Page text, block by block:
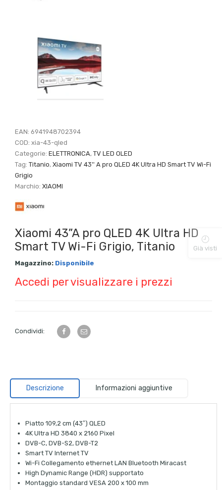
EAN: 6941948702394
COD:xia-43-qled
Categorie:ELETTRONICA,TV LED OLED
Tag:Titanio,Xiaomi TV 43'' A pro QLED 4K Ultra HD Smart TV Wi-Fi
Grigio
Marchio:XIAOMI
Xiaomi 43”A pro QLED 4K Ultra HD
Smart TV Wi-Fi Grigio, Titanio
Magazzino: Disponibile
Accedi per visualizzare i prezzi
Condividi:
Descrizione Informazioni aggiuntive
Piatto 109,2 cm (43″) QLED
4K Ultra HD 3840 x 2160 Pixel
DVB-C, DVB-S2, DVB-T2
Smart TV Internet TV
Wi-Fi Collegamento ethernet LAN Bluetooth Miracast
High Dynamic Range (HDR) supportato
Montaggio standard VESA 200 x 100 mm
Già visti